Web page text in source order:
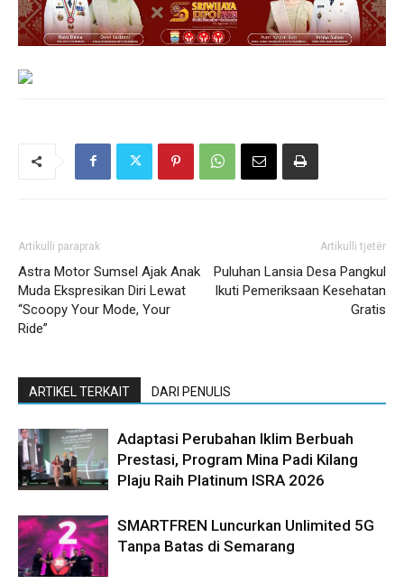
Artikulli paraprak
Astra Motor Sumsel Ajak Anak
Muda Ekspresikan Diri Lewat
“Scoopy Your Mode, Your
Ride”
Artikulli tjetër
Puluhan Lansia Desa Pangkul
Ikuti Pemeriksaan Kesehatan
Gratis
ARTIKEL TERKAIT DARI PENULIS
Adaptasi Perubahan Iklim Berbuah
Prestasi, Program Mina Padi Kilang
Plaju Raih Platinum ISRA 2026
SMARTFREN Luncurkan Unlimited 5G
Tanpa Batas di Semarang